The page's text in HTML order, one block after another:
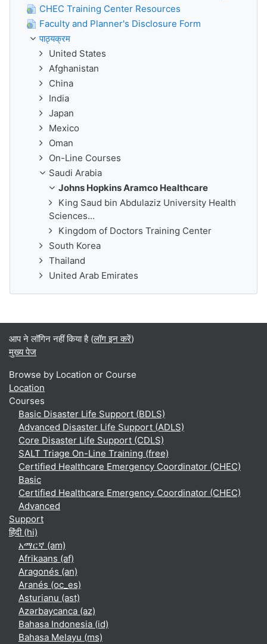
CHEC Training Center Resources
Faculty and Planner's Disclosure Form
पाठ्यक्रम
United States
Afghanistan
China
India
Japan
Mexico
Oman
On-Line Courses
Saudi Arabia
Johns Hopkins Aramco Healthcare
King Saud bin Abdulaziz University Health
Sciences...
Kingdom of Doctors Training Center
South Korea
Thailand
United Arab Emirates
आप ने लॉगिन नहीं किया है (लॉग इन करें)
मुख्य पेज
Browse by Location or Course
Location
Courses
Basic Disaster Life Support (BDLS)
Advanced Disaster Life Support (ADLS)
Core Disaster Life Support (CDLS)
SALT Triage On-Line Training (free)
Certified Healthcare Emergency Coordinator (CHEC)
Basic
Certified Healthcare Emergency Coordinator (CHEC)
Advanced
Support
हिंदी ‎(hi)‎
አማርኛ ‎(am)‎
Afrikaans ‎(af)‎
Aragonés ‎(an)‎
Aranés ‎(oc_es)‎
Asturianu ‎(ast)‎
Azərbaycanca ‎(az)‎
Bahasa Indonesia ‎(id)‎
Bahasa Melayu ‎(ms)‎